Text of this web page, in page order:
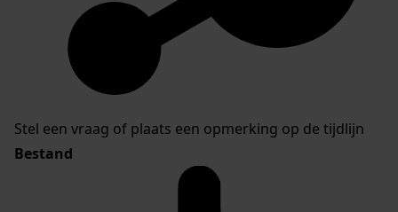
Stel een vraag of plaats een opmerking op de tijdlijn
Bestand